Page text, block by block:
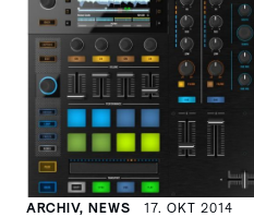
ARCHIV, NEWS 17. OKT 2014